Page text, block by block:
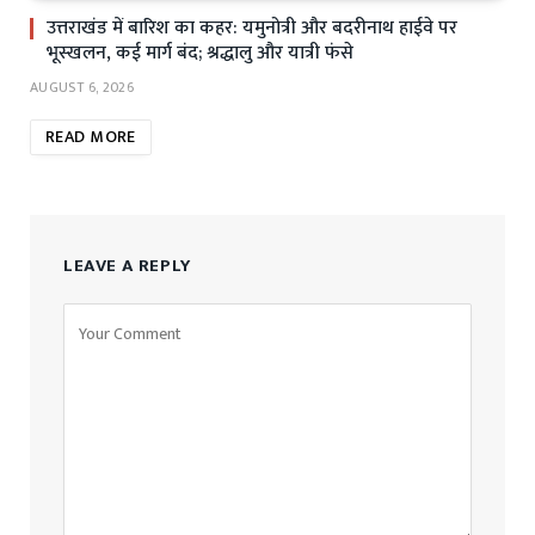
उत्तराखंड में बारिश का कहर: यमुनोत्री और बदरीनाथ हाईवे पर
भूस्खलन, कई मार्ग बंद; श्रद्धालु और यात्री फंसे
AUGUST 6, 2026
READ MORE
LEAVE A REPLY